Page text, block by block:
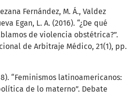
Fernández, M. Á., Valdez
Egan, L. A. (2016). “¿De qué
de violencia obstétrica?”.
de Arbitraje Médico, 21(1), pp.
“Feminismos latinoamericanos:
de lo materno”. Debate